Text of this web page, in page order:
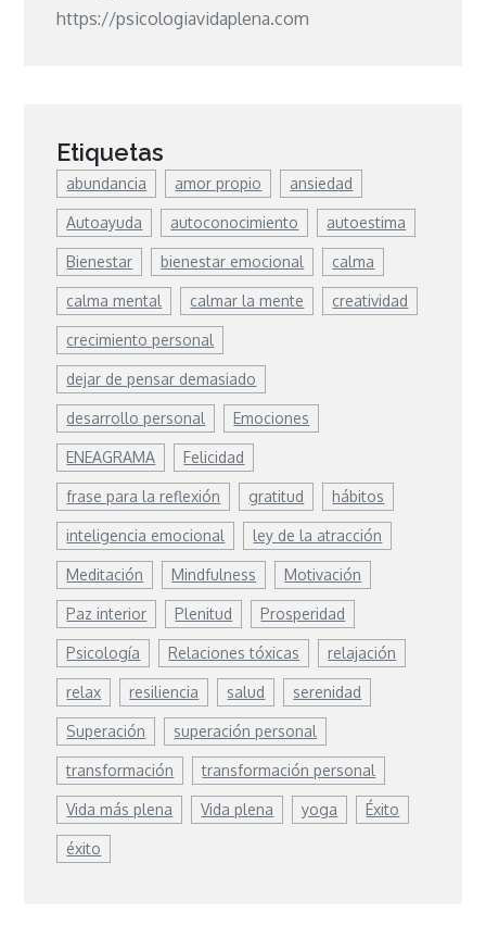
https://psicologiavidaplena.com
Etiquetas
abundancia amor propio ansiedad
Autoayuda autoconocimiento autoestima
Bienestar bienestar emocional calma
calma mental calmar la mente creatividad
crecimiento personal
dejar de pensar demasiado
desarrollo personal Emociones
ENEAGRAMA Felicidad
frase para la reflexión gratitud hábitos
inteligencia emocional ley de la atracción
Meditación Mindfulness Motivación
Paz interior Plenitud Prosperidad
Psicología Relaciones tóxicas relajación
relax resiliencia salud serenidad
Superación superación personal
transformación transformación personal
Vida más plena Vida plena yoga Éxito
éxito